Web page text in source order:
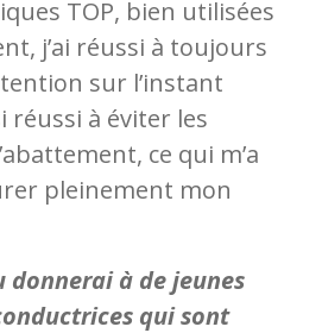
TOP, bien utilisées
j’ai réussi à toujours
sur l’instant
réussi à éviter les
ce qui m’a
pleinement mon
donnerai à de jeunes
qui sont